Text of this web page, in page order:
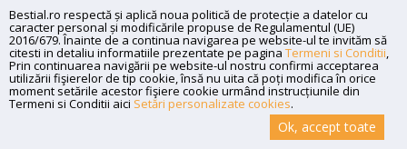
25 00 Lei
Bestial.ro respectă și aplică noua politică de protecție a datelor cu
caracter personal și modificările propuse de Regulamentul (UE)
2016/679. Înainte de a continua navigarea pe website-ul te invităm să
citesti in detaliu informatiile prezentate pe pagina Termeni si Conditii,
Prin continuarea navigării pe website-ul nostru confirmi acceptarea
utilizării fişierelor de tip cookie, însă nu uita că poți modifica în orice
moment setările acestor fişiere cookie urmând instrucțiunile din
Termeni si Conditii aici Setări personalizate cookies.
Ok, accept toate